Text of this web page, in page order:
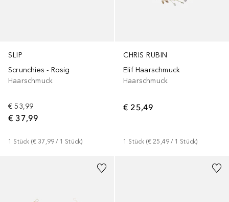
SLIP
Scrunchies - Rosig
Haarschmuck
€ 53,99
€ 37,99
1 Stück (€ 37,99 / 1 Stück)
CHRIS RUBIN
Elif Haarschmuck
Haarschmuck
€ 25,49
1 Stück (€ 25,49 / 1 Stück)